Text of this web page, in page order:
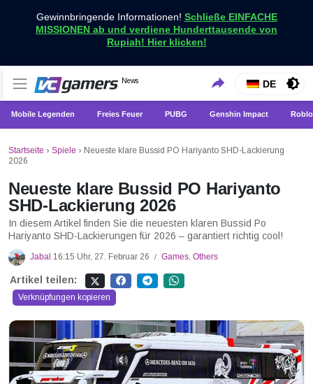
Gewinnbringende Informationen! Schließe EINFACHE
MISSIONEN ab und verdiene Hunderttausende von
Rupiah! Hier klicken!
VCGamers-Neuigkeiten
News
Holen Sie sich die neuesten Spielnachrichten nur bei
VCGamers
DE
Mobile Legenden Freies Feuer PUBG Genshin Impact
Startseite › Spiele › Neueste klare Bussid PO Hariyanto SHD-Lackierung
2026
Neueste klare Bussid PO Hariyanto
SHD-Lackierung 2026
In diesem Artikel finden Sie die neuesten klaren Bussid Po
Hariyanto SHD-Lackierungen für 2026 – garantiert richtig cool!
Jabal 16:15 Uhr, 27. Februar 26 / Games, Others
Artikel teilen:
Verknüpfungen kopieren